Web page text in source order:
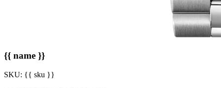
{{ name }}
SKU: {{ sku }}